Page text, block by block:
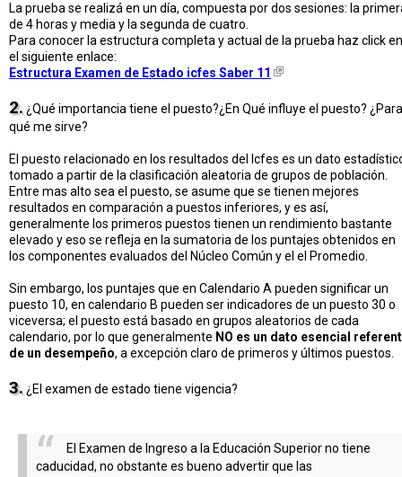
La prueba se realizá en un día, compuesta por dos sesiones: la
de 4 horas y media y la segunda de cuatro.
Para conocer la estructura completa y actual de la prueba haz click en
el siguiente enlace:
Estructura Examen de Estado icfes Saber 11
2. ¿Qué importancia tiene el puesto?¿En Qué influye el puesto? ¿Para
qué me sirve?
El puesto relacionado en los resultados del Icfes es un dato
tomado a partir de la clasificación aleatoria de grupos de población.
Entre mas alto sea el puesto, se asume que se tienen mejores
resultados en comparación a puestos inferiores, y es así,
generalmente los primeros puestos tienen un rendimiento bastante
elevado y eso se refleja en la sumatoria de los puntajes obtenidos en
los componentes evaluados del Núcleo Común y el el Promedio.
Sin embargo, los puntajes que en Calendario A pueden significar un
puesto 10, en calendario B pueden ser indicadores de un puesto 30 o
viceversa; el puesto está basado en grupos aleatorios de cada
calendario, por lo que generalmente NO es un dato esencial
de un desempeño, a excepción claro de primeros y últimos puestos.
3. ¿El examen de estado tiene vigencia?
El Examen de Ingreso a la Educación Superior no tiene
caducidad, no obstante es bueno advertir que las